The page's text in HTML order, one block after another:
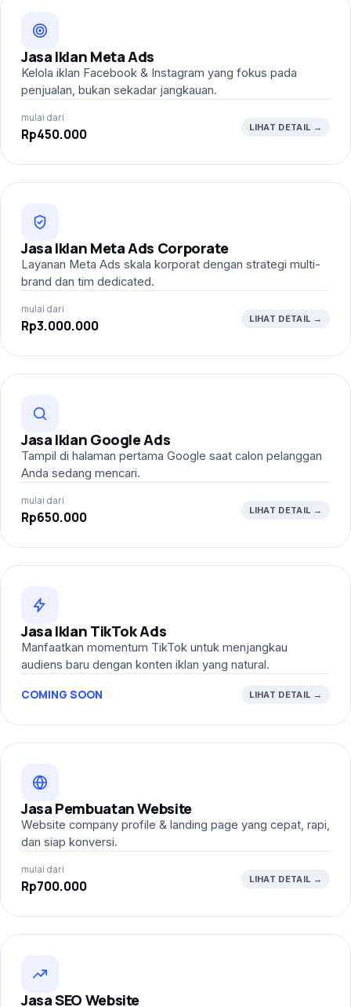
Jasa Iklan Meta Ads
Kelola iklan Facebook & Instagram yang fokus pada
penjualan, bukan sekadar jangkauan.
mulai dari
Rp450.000 LIHAT DETAIL →
Jasa Iklan Meta Ads Corporate
Layanan Meta Ads skala korporat dengan strategi multi-
brand dan tim dedicated.
mulai dari
Rp3.000.000 LIHAT DETAIL →
Jasa Iklan Google Ads
Tampil di halaman pertama Google saat calon pelanggan
Anda sedang mencari.
mulai dari
Rp650.000 LIHAT DETAIL →
Jasa Iklan TikTok Ads
Manfaatkan momentum TikTok untuk menjangkau
audiens baru dengan konten iklan yang natural.
COMING SOON LIHAT DETAIL →
Jasa Pembuatan Website
Website company profile & landing page yang cepat, rapi,
dan siap konversi.
mulai dari
Rp700.000 LIHAT DETAIL →
Jasa SEO Website